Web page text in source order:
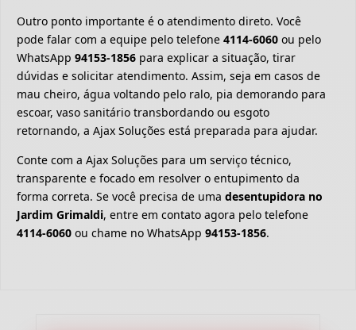
Outro ponto importante é o atendimento direto. Você
pode falar com a equipe pelo telefone 4114-6060 ou pelo
WhatsApp 94153-1856 para explicar a situação, tirar
dúvidas e solicitar atendimento. Assim, seja em casos de
mau cheiro, água voltando pelo ralo, pia demorando para
escoar, vaso sanitário transbordando ou esgoto
retornando, a Ajax Soluções está preparada para ajudar.
Conte com a Ajax Soluções para um serviço técnico,
transparente e focado em resolver o entupimento da
forma correta. Se você precisa de uma desentupidora no
Jardim Grimaldi, entre em contato agora pelo telefone
4114-6060 ou chame no WhatsApp 94153-1856.